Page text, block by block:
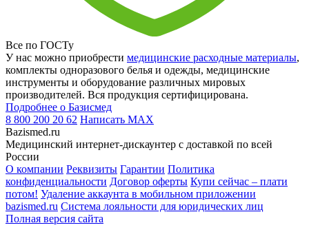
Все по ГОСТу
У нас можно приобрести медицинские расходные материалы,
комплекты одноразового белья и одежды, медицинские
инструменты и оборудование различных мировых
производителей. Вся продукция сертифицирована.
Подробнее о Базисмед
8 800 200 20 62 Написать MAX
Bazismed.ru
Медицинский интернет-дискаунтер с доставкой по всей
России
О компании Реквизиты Гарантии Политика
конфиденциальности Договор оферты Купи сейчас – плати
потом! Удаление аккаунта в мобильном приложении
bazismed.ru Система лояльности для юридических лиц
Полная версия сайта